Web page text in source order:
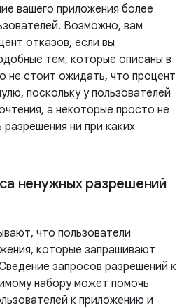
вашего приложения более
Возможно, вам
отказов, если вы
тем, которые описаны в
не стоит ожидать, что процент
поскольку у пользователей
а некоторые просто не
ни при каких
ненужных разрешений
что пользователи
которые запрашивают
запросов разрешений к
набору может помочь
к приложению и